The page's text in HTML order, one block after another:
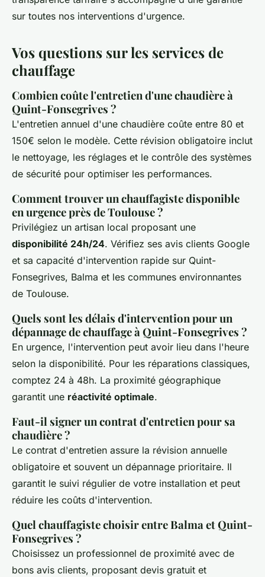
sur toutes nos interventions d'urgence.
Vos questions sur les services de
chauffage
Combien coûte l'entretien d'une chaudière à
Quint-Fonsegrives ?
L'entretien annuel d'une chaudière coûte entre 80 et
150€ selon le modèle. Cette révision obligatoire inclut
le nettoyage, les réglages et le contrôle des systèmes
de sécurité pour optimiser les performances.
Comment trouver un chauffagiste disponible
en urgence près de Toulouse ?
Privilégiez un artisan local proposant une
disponibilité 24h/24. Vérifiez ses avis clients Google
et sa capacité d'intervention rapide sur Quint-
Fonsegrives, Balma et les communes environnantes
de Toulouse.
Quels sont les délais d'intervention pour un
dépannage de chauffage à Quint-Fonsegrives ?
En urgence, l'intervention peut avoir lieu dans l'heure
selon la disponibilité. Pour les réparations classiques,
comptez 24 à 48h. La proximité géographique
garantit une réactivité optimale.
Faut-il signer un contrat d'entretien pour sa
chaudière ?
Le contrat d'entretien assure la révision annuelle
obligatoire et souvent un dépannage prioritaire. Il
garantit le suivi régulier de votre installation et peut
réduire les coûts d'intervention.
Quel chauffagiste choisir entre Balma et Quint-
Fonsegrives ?
Choisissez un professionnel de proximité avec de
bons avis clients, proposant devis gratuit et